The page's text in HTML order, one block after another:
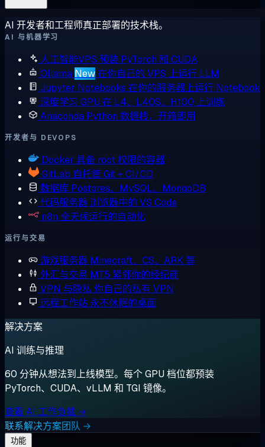
AI 开发者和工程师真正部署的技术栈。
AI 与机器学习
人工智能VPS 预装 PyTorch 和 CUDA
Ollama New在你自己的 VPS 上运行 LLM
Jupyter Notebooks 在你的服务器上运行 Notebook
深度学习 GPU 在 L4、L40S、H100 上训练
Anaconda Python 数据栈，开箱即用
开发者与 DEVOPS
Docker 具备 root 权限的容器
GitLab 自托管 Git + CI/CD
数据库 Postgres、MySQL、MongoDB
代码服务器 浏览器中的 VS Code
n8n 全天候运行的自动化
运行与交易
游戏服务器 Minecraft、CS、ARK 等
外汇与交易 MT5 紧邻你的经纪商
VPN 与隐私 你自己的私有 VPN
远程工作站 永不休眠的桌面
解决方案
AI 训练与推理
60 分钟从想法到上线模型。每个 GPU 档位都预装
PyTorch、CUDA、vLLM 和 TGI 镜像。
查看 AI 工作负载 →
联系解决方案团队 →